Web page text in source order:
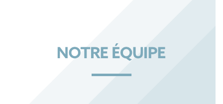
NOTRE ÉQUIPE